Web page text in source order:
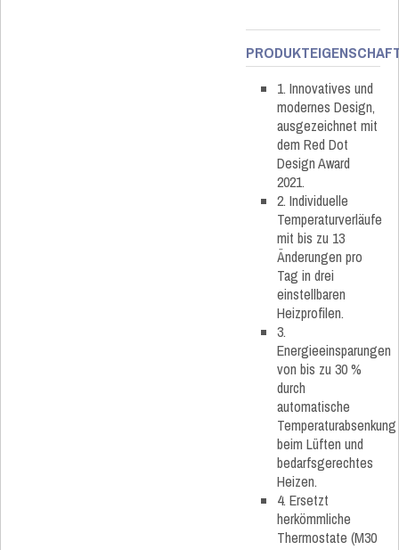
1. Innovatives und
modernes Design,
ausgezeichnet mit
dem Red Dot
Design Award
2021.
2. Individuelle
Temperaturverläufe
mit bis zu 13
Änderungen pro
Tag in drei
einstellbaren
Heizprofilen.
3.
Energieeinsparungen
von bis zu 30 %
durch
automatische
Temperaturabsenkung
beim Lüften und
bedarfsgerechtes
Heizen.
4. Ersetzt
herkömmliche
Thermostate (M30